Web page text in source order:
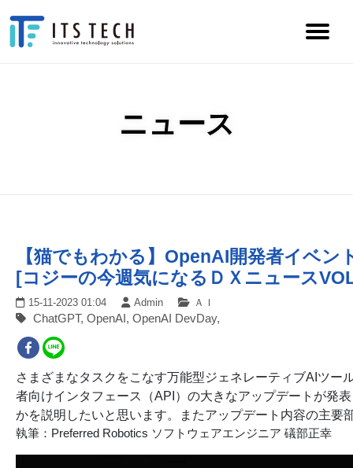
ニュース
【猫でもわかる】OpenAI開発者イベ
[コジーの今週気になるＤＸニュース
15-11-2023 01:04 Admin ＡＩ
ChatGPT, OpenAI, OpenAI DevDay,
さまざまなタスクをこなす万能型ジェネレーティブAIツ
者向けインタフェース（API）の大きなアップデートが発
かを説明したいと思います。またアップデート内容の主
執筆：Preferred Robotics ソフトウェアエンジニア 礒部正幸